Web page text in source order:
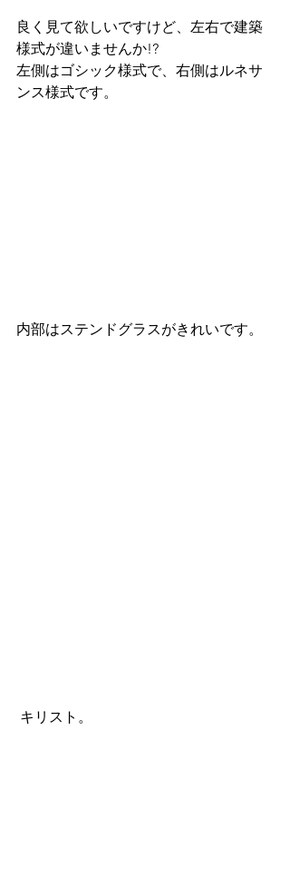
良く見て欲しいですけど、左右で建築
様式が違いませんか!?
左側はゴシック様式で、右側はルネサ
ンス様式です。
内部はステンドグラスがきれいです。
キリスト。